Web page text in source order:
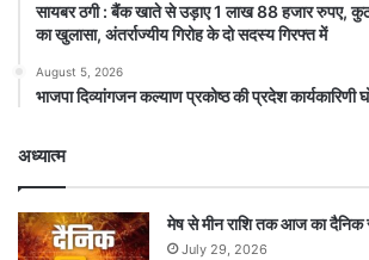
सायबर ठगी : बैंक खाते से उड़ाए 1 लाख 88 हजार रुपए,
का खुलासा, अंतर्राज्यीय गिरोह के दो सदस्य गिरफ्त में
August 5, 2026
भाजपा दिव्यांगजन कल्याण प्रकोष्ठ की प्रदेश कार्यकारिणी
अध्यात्म
मेष से मीन राशि तक आज का दैनिक
July 29, 2026